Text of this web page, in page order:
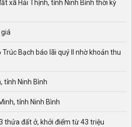
xã Hải Thịnh, tỉnh Ninh Bình thời kỳ
giá
Bạch báo lãi quý II nhờ khoản thu
tỉnh Ninh Bình
tỉnh Ninh Bình
thửa đất ở, khởi điểm từ 43 triệu